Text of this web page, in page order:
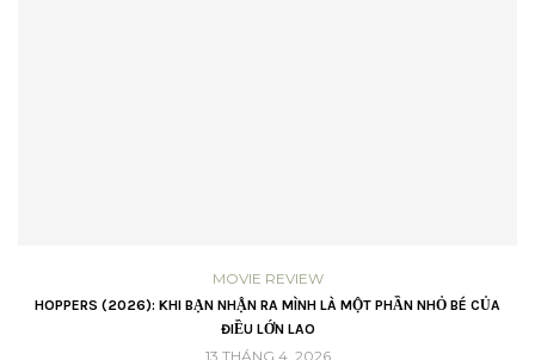
MOVIE REVIEW
HOPPERS (2026): KHI BẠN NHẬN RA MÌNH LÀ MỘT PHẦN NHỎ BÉ CỦA
ĐIỀU LỚN LAO
13 THÁNG 4, 2026